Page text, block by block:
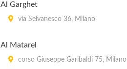
Al Garghet
via Selvanesco 36, Milano
Al Matarel
corso Giuseppe Garibaldi 75, Milano